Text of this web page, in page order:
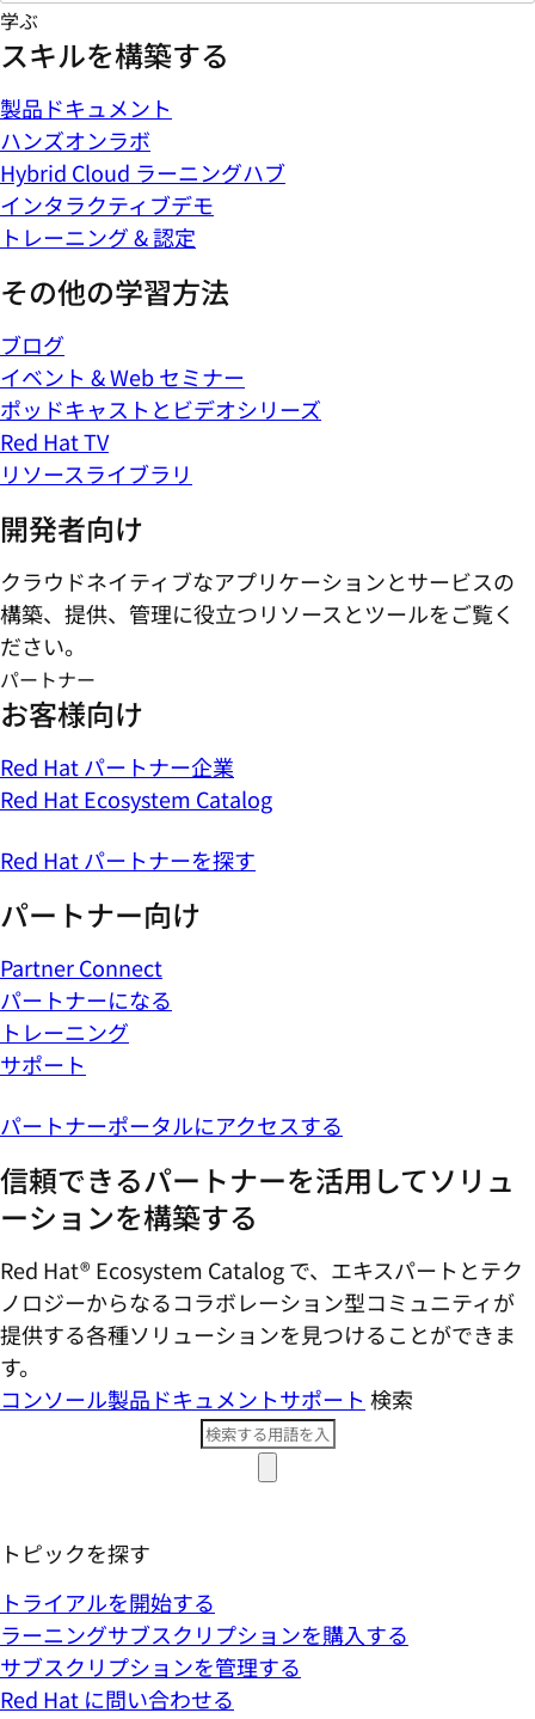
学ぶ
スキルを構築する
製品ドキュメント
ハンズオンラボ
Hybrid Cloud ラーニングハブ
インタラクティブデモ
トレーニング & 認定
その他の学習方法
ブログ
イベント & Web セミナー
ポッドキャストとビデオシリーズ
Red Hat TV
リソースライブラリ
開発者向け
クラウドネイティブなアプリケーションとサービスの
構築、提供、管理に役立つリソースとツールをご覧く
ださい。
パートナー
お客様向け
Red Hat パートナー企業
Red Hat Ecosystem Catalog
Red Hat パートナーを探す
パートナー向け
Partner Connect
パートナーになる
トレーニング
サポート
パートナーポータルにアクセスする
信頼できるパートナーを活用してソリュ
ーションを構築する
Red Hat® Ecosystem Catalog で、エキスパートとテク
ノロジーからなるコラボレーション型コミ​ュニティが
提供する各種ソリューションを見つけることができま
す。
コンソール製品ドキュメントサポート 検索
トピックを探す
トライアルを開始する
ラーニングサブスクリプションを購入する
サブスクリプションを管理する
Red Hat に問い合わせる